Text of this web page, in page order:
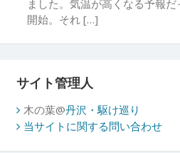
ました。気温が高くなる予報
開始。それ […]
サイト管理人
木の葉@丹沢・駆け巡り
当サイトに関する問い合わせ